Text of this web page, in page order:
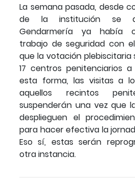
La semana pasada, desde
de la institución se
Gendarmería ya había
trabajo de seguridad con
que la votación plebiscitaria
17 centros penitenciarios
esta forma, las visitas a
aquellos recintos
suspenderán una vez que
desplieguen el
para hacer efectiva la
Eso sí, estas serán
otra instancia.